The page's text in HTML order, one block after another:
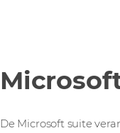
De Microsoft suite